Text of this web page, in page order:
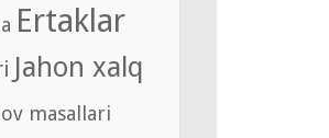
Ertaklar
Jahon xalq
masallari